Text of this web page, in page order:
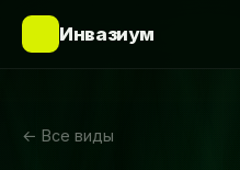
Инвазиум
← Все виды